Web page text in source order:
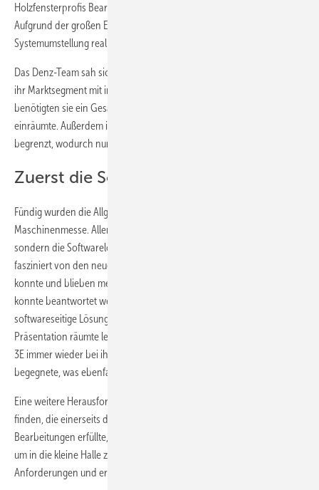
Holzfensterprofis Bearbeitungen in Eigenregie programmiert.
Aufgrund der großen EDV-Affinität konnten sie den Aufwand für eine
Systemumstellung realistisch einschätzen.
Das Denz-Team sah sich vor vielen Herausforderungen gestellt. Um
ihr Marktsegment mit individuell entwickelten Lösungen zu bedienen,
benötigten sie ein Gesamtpaket, das ihnen echte Flexibilität
einräumte. Außerdem ist das Raumangebot in der Produktionshalle
begrenzt, wodurch nur bestimmte Anlagen in Frage kamen.
Zuerst die Software dann die Anlage
Fündig wurden die Allgäuer in Oberkochen im Rahmen einer
Maschinenmesse. Allerdings fanden sie hier nicht die Maschine,
sondern die Softwarelösung. Vater und Sohn Denz waren beide
fasziniert von den neuen Möglichkeiten, die 3E-Look ihnen bieten
konnte und blieben mehrere Stunden am Stand von 3E. Jede Frage
konnte beantwortet werden, für jede Anforderung gab es eine
softwareseitige Lösung. Die hohe technische Kompetenz während der
Präsentation räumte letzte Zweifel aus. Dazu kam, dass ihnen die Firma
3E immer wieder bei ihren Zulieferern oder bei Referenzbesuchen
begegnete, was ebenfalls Vertrauen schuf.
Eine weitere Herausforderung lag darin, eine automatisierte Anlage zu
finden, die einerseits die anspruchsvollen Anforderungen an
Bearbeitungen erfüllte, andererseits aber auch kompakt genug war,
um in die kleine Halle zu passen. Die Biesse WinLine vereinte beide
Anforderungen und erwies sich damit als ideale Lösung.